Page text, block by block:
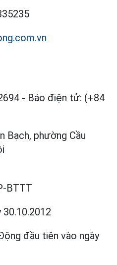
- Báo điện tử: (+84
Bạch, phường Cầu
BTTT
30.10.2012
đầu tiên vào ngày